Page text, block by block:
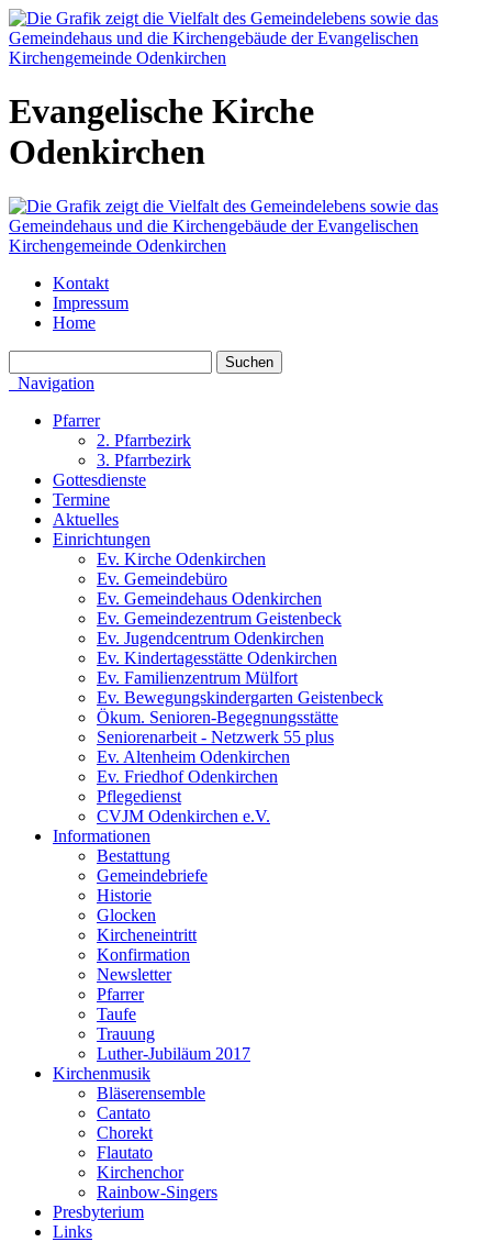
Evangelische Kirche
Odenkirchen
Kontakt
Impressum
Home
Navigation
Pfarrer
2. Pfarrbezirk
3. Pfarrbezirk
Gottesdienste
Termine
Aktuelles
Einrichtungen
Ev. Kirche Odenkirchen
Ev. Gemeindebüro
Ev. Gemeindehaus Odenkirchen
Ev. Gemeindezentrum Geistenbeck
Ev. Jugendcentrum Odenkirchen
Ev. Kindertagesstätte Odenkirchen
Ev. Familienzentrum Mülfort
Ev. Bewegungskindergarten Geistenbeck
Ökum. Senioren-Begegnungsstätte
Seniorenarbeit - Netzwerk 55 plus
Ev. Altenheim Odenkirchen
Ev. Friedhof Odenkirchen
Pflegedienst
CVJM Odenkirchen e.V.
Informationen
Bestattung
Gemeindebriefe
Historie
Glocken
Kircheneintritt
Konfirmation
Newsletter
Pfarrer
Taufe
Trauung
Luther-Jubiläum 2017
Kirchenmusik
Bläserensemble
Cantato
Chorekt
Flautato
Kirchenchor
Rainbow-Singers
Presbyterium
Links